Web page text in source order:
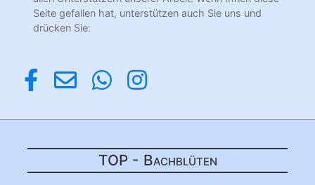
Seite gefallen hat, unterstützen auch Sie uns und
drücken Sie:
TOP - Bachblüten